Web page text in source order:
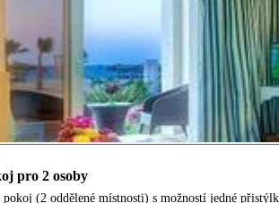
pro 2 osoby
(2 oddělené místnosti) s možností jedné